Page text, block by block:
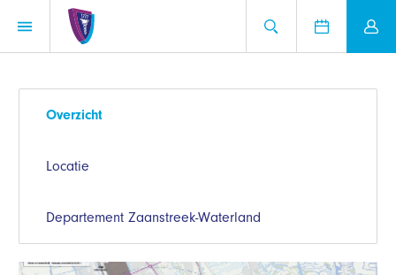
Overzicht
Locatie
Departement Zaanstreek-Waterland